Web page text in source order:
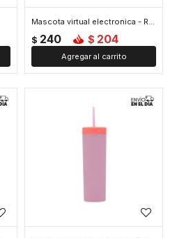
Mascota virtual electronica - Rosado
$ 240 $ 204